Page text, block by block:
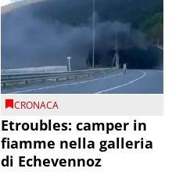
CRONACA
Etroubles: camper in
fiamme nella galleria
di Echevennoz